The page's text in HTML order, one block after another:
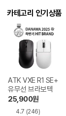
카테고리 인기상품
ATK VXE R1 SE+
유무선 브라보텍
25,900원
4.7 (246)